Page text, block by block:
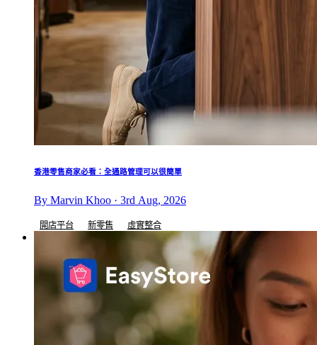
香港零售商家必看：全通路管理可以很簡單
By Marvin Khoo · 3rd Aug, 2026
開店平台 新零售 虛實整合